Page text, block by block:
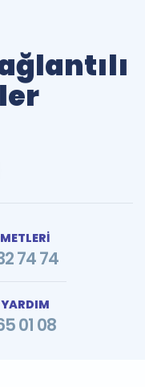
74 74
01 08